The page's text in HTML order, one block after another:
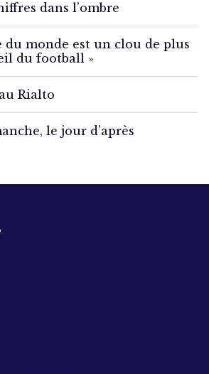
dans l’ombre
du monde est un clou de plus
du football »
Rialto
le jour d’après